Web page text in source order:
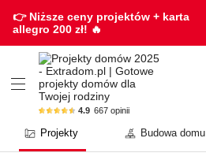
👉 Niższe ceny projektów + karta
allegro 200 zł! 🔥
4.9 667 opinii
Projekty Budowa domu